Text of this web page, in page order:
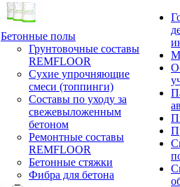
Бетонные полы
Грунтовочные составы
REMFLOOR
Сухие упрочняющие
смеси (топпинги)
Составы по уходу за
свежевыложенным
бетоном
Ремонтные составы
REMFLOOR
Бетонные стяжки
Фибра для бетона